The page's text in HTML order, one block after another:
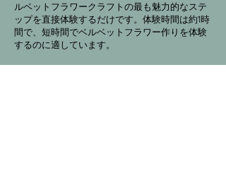
ルベットフラワークラフトの最も魅力的なステ
ップを直接体験するだけです。体験時間は約1時
間で、短時間でベルベットフラワー作りを体験
するのに適しています。